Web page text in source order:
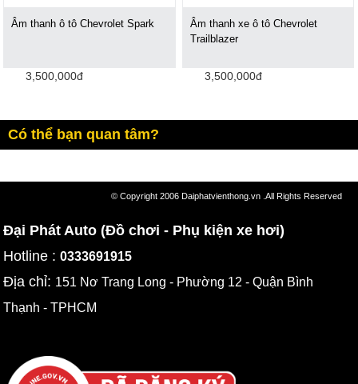
Âm thanh ô tô Chevrolet Spark
3,500,000đ
Âm thanh xe ô tô Chevrolet
Trailblazer
3,500,000đ
Có thể bạn quan tâm?
© Copyright 2006 Daiphatvienthong.vn .All Rights Reserved
Đại Phát Auto (Đồ chơi - Phụ kiện xe hơi)
Hotline :0333691915
Địa chỉ: 151 Nơ Trang Long - Phường 12 - Quận Bình
Thạnh - TPHCM